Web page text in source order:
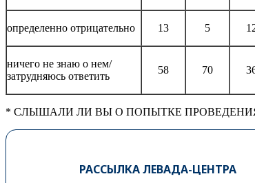
определенно отрицательно 13 5
ничего не знаю о нем/
затрудняюсь ответить
58 70
* СЛЫШАЛИ ЛИ ВЫ О ПОПЫТКЕ
РАССЫЛКА ЛЕВАДА-ЦЕНТРА